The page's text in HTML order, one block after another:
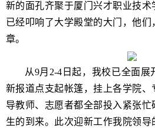
新的面孔齐聚于厦门兴才职业技术
已经叩响了大学殿堂的大门，他
章。
从9月2-4日起，我校已全面
新报道点支起帐篷，挂上各学院
导教师、志愿者都全部投入紧张
生的到来。 此次迎新工作我院领